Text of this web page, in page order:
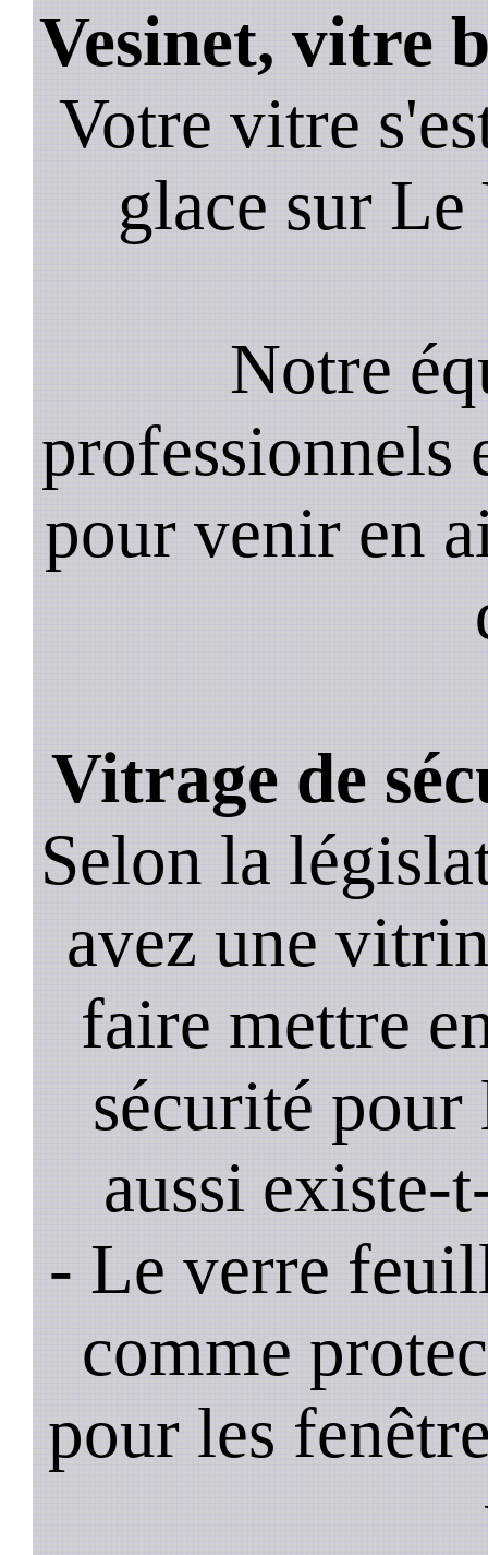
Vesinet, vitre
Votre vitre
glace sur
Notre
professionnels
pour venir en
Vitrage de
Selon la
avez une
faire mettre
sécurité pour
aussi
- Le verre
comme
pour les